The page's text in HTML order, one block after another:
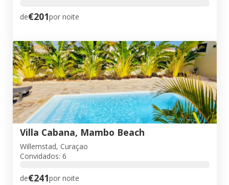
de€201por noite
Villa Cabana, Mambo Beach
Willemstad, Curaçao
Convidados: 6
de€241por noite